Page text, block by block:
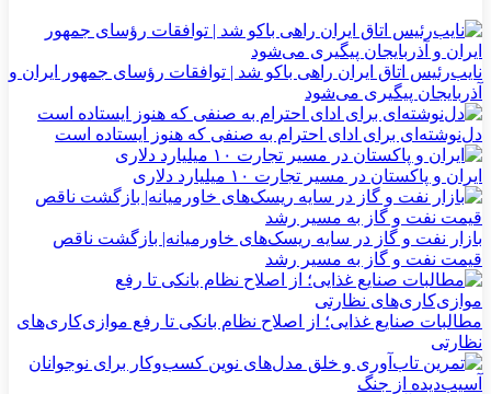
نایب‌رئیس اتاق ایران راهی باکو شد | توافقات رؤسای جمهور ایران و
آذربایجان پیگیری می‌شود
دل‌نوشته‌ای برای ادای احترام به صنفی که هنوز ایستاده است
ایران و پاکستان در مسیر تجارت ۱۰ میلیارد دلاری
بازار نفت و گاز در سایه ریسک‌های خاورمیانه| بازگشت ناقص
قیمت نفت و گاز به مسیر رشد
مطالبات صنایع غذایی؛ از اصلاح نظام بانکی تا رفع موازی‌کاری‌های
نظارتی